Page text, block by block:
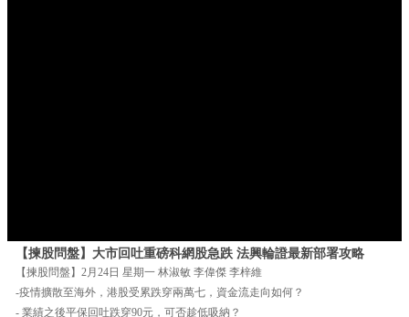
【揀股問盤】大市回吐重磅科網股急跌 法興輪證最新部署攻略
【揀股問盤】2月24日 星期一 林淑敏 李偉傑 李梓維
-疫情擴散至海外，港股受累跌穿兩萬七，資金流走向如何？
- 業績之後平保回吐跌穿90元，可否趁低吸納？